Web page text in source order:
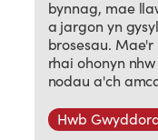
bynnag, mae
a jargon yn
brosesau.
rhai ohonyn
nodau a'ch
Hwb